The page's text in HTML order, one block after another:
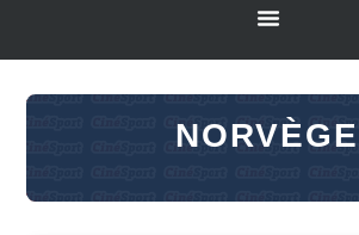
NORVÈGE